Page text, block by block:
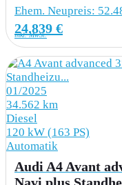
Heck
4L6
rahmenlos
Blinklicht
QL5
Ehem. Neupreis:
24.839 €
inkl. MwSt.
01/2025
34.562 km
Diesel
120 kW (163 PS)
Automatik
Audi A4 Avant